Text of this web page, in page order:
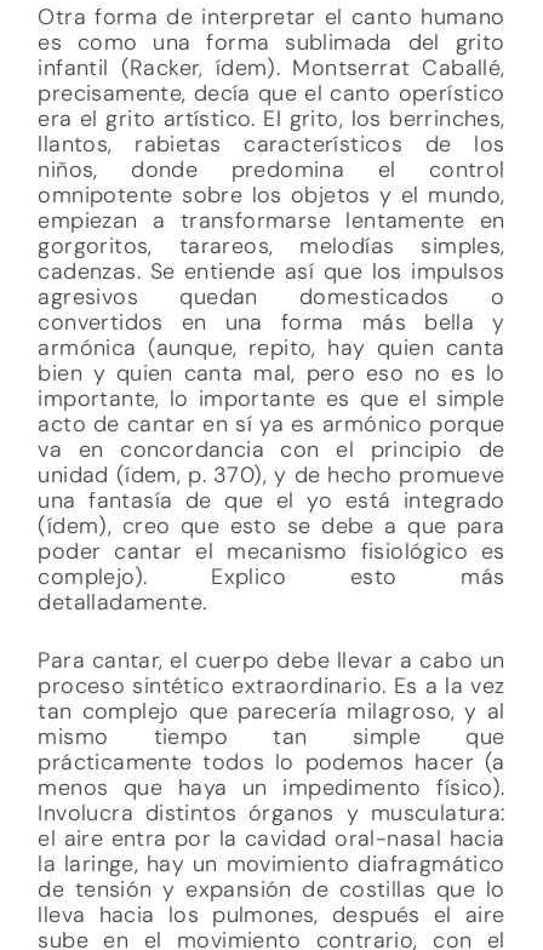
Otra forma de interpretar el canto humano
es como una forma sublimada del grito
infantil (Racker, ídem). Montserrat Caballé,
precisamente, decía que el canto operístico
era el grito artístico. El grito, los berrinches,
llantos, rabietas característicos de los
niños, donde predomina el control
omnipotente sobre los objetos y el mundo,
empiezan a transformarse lentamente en
gorgoritos, tarareos, melodías simples,
cadenzas. Se entiende así que los impulsos
agresivos quedan domesticados o
convertidos en una forma más bella y
armónica (aunque, repito, hay quien canta
bien y quien canta mal, pero eso no es lo
importante, lo importante es que el simple
acto de cantar en sí ya es armónico porque
va en concordancia con el principio de
unidad (ídem, p. 370), y de hecho promueve
una fantasía de que el yo está integrado
(ídem), creo que esto se debe a que para
poder cantar el mecanismo fisiológico es
complejo). Explico esto más
detalladamente.
Para cantar, el cuerpo debe llevar a cabo un
proceso sintético extraordinario. Es a la vez
tan complejo que parecería milagroso, y al
mismo tiempo tan simple que
prácticamente todos lo podemos hacer (a
menos que haya un impedimento físico).
Involucra distintos órganos y musculatura:
el aire entra por la cavidad oral-nasal hacia
la laringe, hay un movimiento diafragmático
de tensión y expansión de costillas que lo
lleva hacia los pulmones, después el aire
sube en el movimiento contrario, con el